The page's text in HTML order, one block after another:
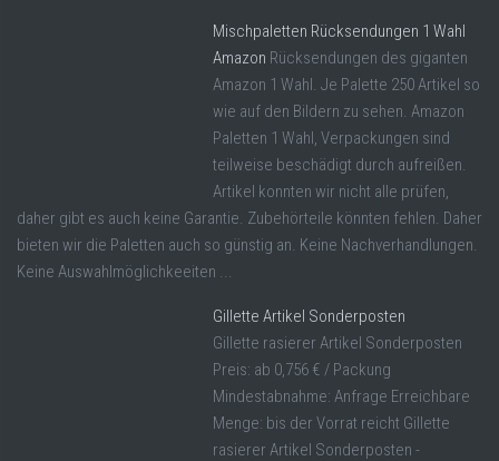
Mischpaletten Rücksendungen 1 Wahl
Amazon Rücksendungen des giganten
Amazon 1 Wahl. Je Palette 250 Artikel so
wie auf den Bildern zu sehen. Amazon
Paletten 1 Wahl, Verpackungen sind
teilweise beschädigt durch aufreißen.
Artikel konnten wir nicht alle prüfen,
daher gibt es auch keine Garantie. Zubehörteile könnten fehlen. Daher
bieten wir die Paletten auch so günstig an. Keine Nachverhandlungen.
Keine Auswahlmöglichkeeiten ...
Gillette Artikel Sonderposten
Gillette rasierer Artikel Sonderposten
Preis: ab 0,756 € / Packung
Mindestabnahme: Anfrage Erreichbare
Menge: bis der Vorrat reicht Gillette
rasierer Artikel Sonderposten -